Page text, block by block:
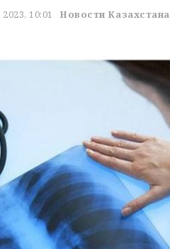
10:01 Новости Казахстана